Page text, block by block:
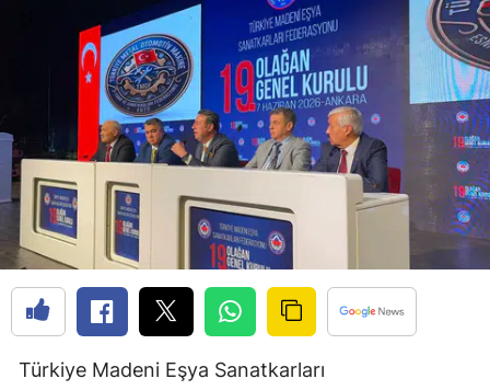
Çanakkale
Çankırı
Çorum
Denizli
Diyarbakır
Elazığ
Erzincan
Türkiye Madeni Eşya Sanatkarları